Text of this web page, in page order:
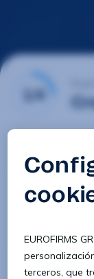
1/4
Contraseña
Confirmar